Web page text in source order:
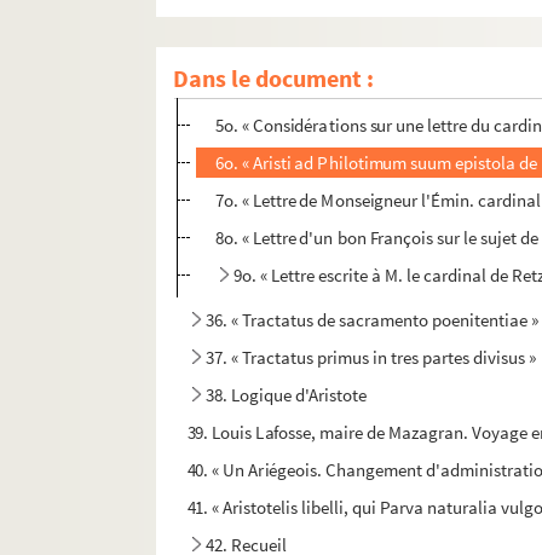
Dans le document :
3o. « Ordonnance du cardinal de Retz,
3o.bis. Arrêt du parlement de Paris, en
4o. « Lettre en latin du cardinal de Retz au
5o. « Considérations sur une lettre du
6o. « Aristi ad Philotimum suum epistola
7o. « Lettre de Monseigneur l'Émin.
8o. « Lettre d'un bon François sur le sujet
9o. « Lettre escrite à M. le cardinal de
36. « Tractatus de sacramento poenitentiae »
37. « Tractatus primus in tres partes divisus »
38. Logique d'Aristote
39. Louis Lafosse, maire de Mazagran. Voyage
40. « Un Ariégeois. Changement
41. « Aristotelis libelli, qui Parva naturalia
42. Recueil